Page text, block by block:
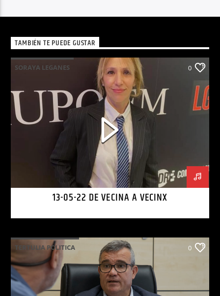
TAMBIÉN TE PUEDE GUSTAR
SORAYA LEGANES 0
13-05-22 DE VECINA A VECINX
TERTULIA POLITICA 0